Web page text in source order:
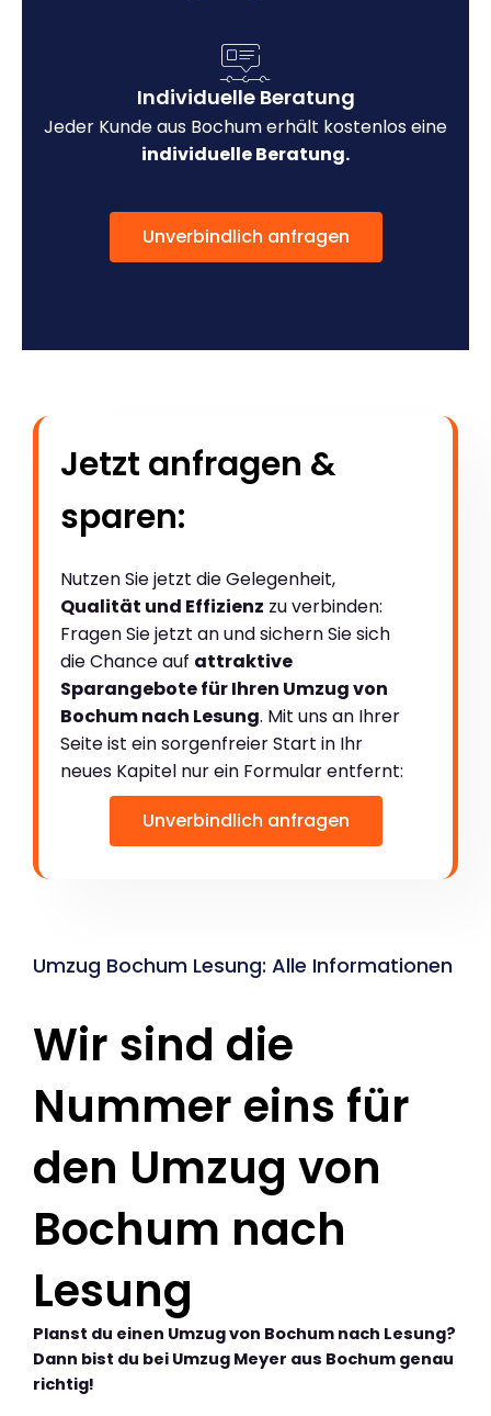
Individuelle Beratung
Jeder Kunde aus Bochum erhält kostenlos eine
individuelle Beratung.
Unverbindlich anfragen
Jetzt anfragen &
sparen:
Nutzen Sie jetzt die Gelegenheit,
Qualität und Effizienz zu verbinden:
Fragen Sie jetzt an und sichern Sie sich
die Chance auf attraktive
Sparangebote für Ihren Umzug von
Bochum nach Lesung. Mit uns an Ihrer
Seite ist ein sorgenfreier Start in Ihr
neues Kapitel nur ein Formular entfernt:
Unverbindlich anfragen
Umzug Bochum Lesung: Alle Informationen
Wir sind die
Nummer eins für
den Umzug von
Bochum nach
Lesung
Planst du einen Umzug von Bochum nach Lesung?
Dann bist du bei Umzug Meyer aus Bochum genau
richtig!